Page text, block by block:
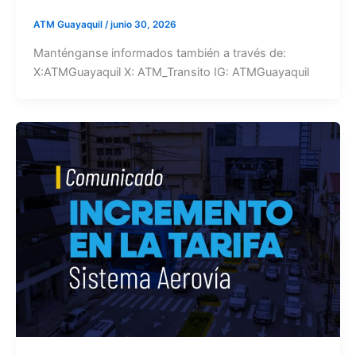
ATM Guayaquil /junio 30, 2026
Manténganse informados también a través de:
X:ATMGuayaquil X: ATM_Transito IG: ATMGuayaquil